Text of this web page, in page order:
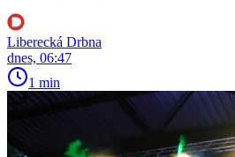
Liberecká Drbna
dnes, 06:47
1 min